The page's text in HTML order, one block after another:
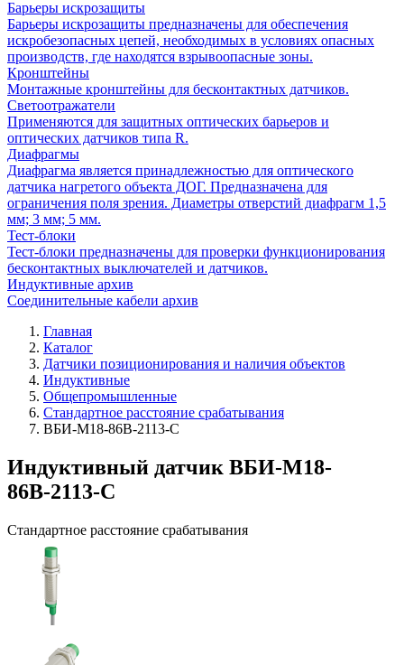
Барьеры искрозащиты
Барьеры искрозащиты предназначены для обеспечения
искробезопасных цепей, необходимых в условиях опасных
производств, где находятся взрывоопасные зоны.
Кронштейны
Монтажные кронштейны для бесконтактных датчиков.
Светоотражатели
Применяются для защитных оптических барьеров и
оптических датчиков типа R.
Диафрагмы
Диафрагма является принадлежностью для оптического
датчика нагретого объекта ДОГ. Предназначена для
ограничения поля зрения. Диаметры отверстий диафрагм 1,5
мм; 3 мм; 5 мм.
Тест-блоки
Тест-блоки предназначены для проверки функционирования
бесконтактных выключателей и датчиков.
Индуктивные архив
Соединительные кабели архив
Главная
Каталог
Датчики позиционирования и наличия объектов
Индуктивные
Общепромышленные
Стандартное расстояние срабатывания
ВБИ-М18-86В-2113-С
Индуктивный датчик ВБИ-М18-
86В-2113-С
Стандартное расстояние срабатывания